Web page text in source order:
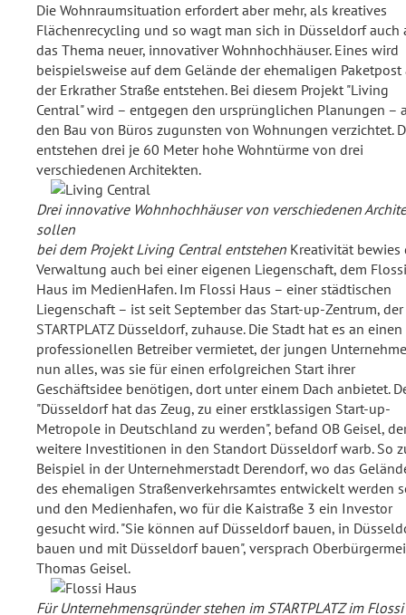
Die Wohnraumsituation erfordert aber mehr, als kreatives
Flächenrecycling und so wagt man sich in Düsseldorf auch
das Thema neuer, innovativer Wohnhochhäuser. Eines wird
beispielsweise auf dem Gelände der ehemaligen Paketpost
der Erkrather Straße entstehen. Bei diesem Projekt "Living
Central" wird – entgegen den ursprünglichen Planungen –
den Bau von Büros zugunsten von Wohnungen verzichtet.
entstehen drei je 60 Meter hohe Wohntürme von drei
verschiedenen Architekten.
Drei innovative Wohnhochhäuser von verschiedenen
sollen
bei dem Projekt Living Central entstehen Kreativität bewies
Verwaltung auch bei einer eigenen Liegenschaft, dem Flossi
Haus im MedienHafen. Im Flossi Haus – einer städtischen
Liegenschaft – ist seit September das Start-up-Zentrum, der
STARTPLATZ Düsseldorf, zuhause. Die Stadt hat es an einen
professionellen Betreiber vermietet, der jungen
nun alles, was sie für einen erfolgreichen Start ihrer
Geschäftsidee benötigen, dort unter einem Dach anbietet.
"Düsseldorf hat das Zeug, zu einer erstklassigen Start-up-
Metropole in Deutschland zu werden", befand OB Geisel,
weitere Investitionen in den Standort Düsseldorf warb. So
Beispiel in der Unternehmerstadt Derendorf, wo das
des ehemaligen Straßenverkehrsamtes entwickelt werden
und den Medienhafen, wo für die Kaistraße 3 ein Investor
gesucht wird. "Sie können auf Düsseldorf bauen, in
bauen und mit Düsseldorf bauen", versprach
Thomas Geisel.
Für Unternehmensgründer stehen im STARTPLATZ im Flossi